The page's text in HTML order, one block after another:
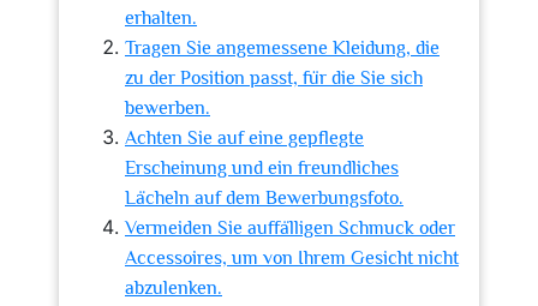
erhalten.
Tragen Sie angemessene Kleidung, die
zu der Position passt, für die Sie sich
bewerben.
Achten Sie auf eine gepflegte
Erscheinung und ein freundliches
Lächeln auf dem Bewerbungsfoto.
Vermeiden Sie auffälligen Schmuck oder
Accessoires, um von Ihrem Gesicht nicht
abzulenken.